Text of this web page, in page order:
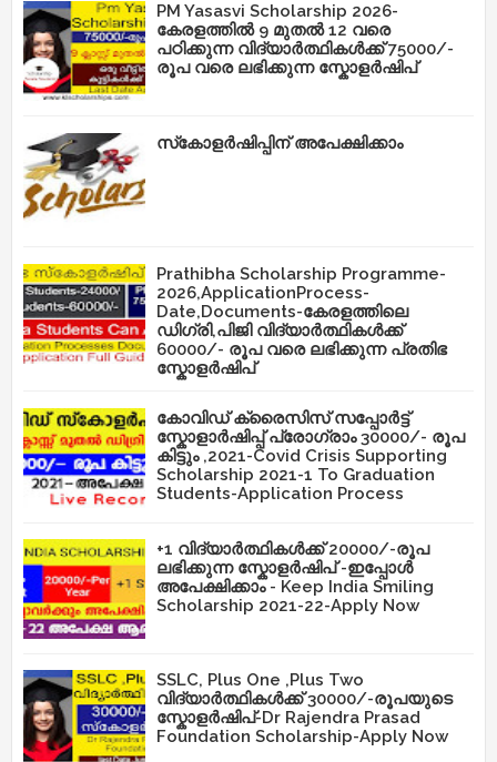
PM Yasasvi Scholarship 2026-
കേരളത്തിൽ 9 മുതൽ 12 വരെ
പഠിക്കുന്ന വിദ്യാർത്ഥികൾക്ക് 75000/-
രൂപ വരെ ലഭിക്കുന്ന സ്കോളർഷിപ്
സ്‌കോളർഷിപ്പിന് അപേക്ഷിക്കാം
Prathibha Scholarship Programme-
2026,ApplicationProcess-
Date,Documents-കേരളത്തിലെ
ഡിഗ്രി,പിജി വിദ്യാർത്ഥികൾക്ക്
60000/- രൂപ വരെ ലഭിക്കുന്ന പ്രതിഭ
സ്കോളർഷിപ്
കോവിഡ് ക്രൈസിസ് സപ്പോർട്ട്
സ്കോളാർഷിപ്പ് പ്രോഗ്രാം 30000/- രൂപ
കിട്ടും ,2021-Covid Crisis Supporting
Scholarship 2021-1 To Graduation
Students-Application Process
+1 വിദ്യാർത്ഥികൾക്ക് 20000/-രൂപ
ലഭിക്കുന്ന സ്കോളർഷിപ് -ഇപ്പോൾ
അപേക്ഷിക്കാം - Keep India Smiling
Scholarship 2021-22-Apply Now
SSLC, Plus One ,Plus Two
വിദ്യാർത്ഥികൾക്ക് 30000/-രൂപയുടെ
സ്കോളർഷിപ്-Dr Rajendra Prasad
Foundation Scholarship-Apply Now